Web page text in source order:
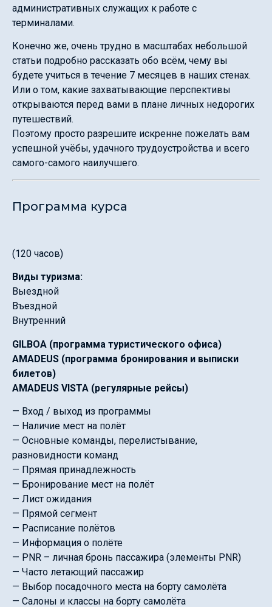
административных служащих к работе с
терминалами.
Конечно же, очень трудно в масштабах небольшой
статьи подробно рассказать обо всём, чему вы
будете учиться в течение 7 месяцев в наших стенах.
Или о том, какие захватывающие перспективы
открываются перед вами в плане личных недорогих
путешествий.
Поэтому просто разрешите искренне пожелать вам
успешной учёбы, удачного трудоустройства и всего
самого-самого наилучшего.
Программа курса
(120 часов)
Виды туризма:
Выездной
Въездной
Внутренний
GILBOA (программа туристического офиса)
AMADEUS (программа бронирования и выписки
билетов)
AMADEUS VISTA (регулярные рейсы)
— Вход / выход из программы
— Наличие мест на полёт
— Основные команды, перелистывание,
разновидности команд
— Прямая принадлежность
— Бронирование мест на полёт
— Лист ожидания
— Прямой сегмент
— Расписание полётов
— Информация о полёте
— PNR – личная бронь пассажира (элементы PNR)
— Часто летающий пассажир
— Выбор посадочного места на борту самолёта
— Салоны и классы на борту самолёта